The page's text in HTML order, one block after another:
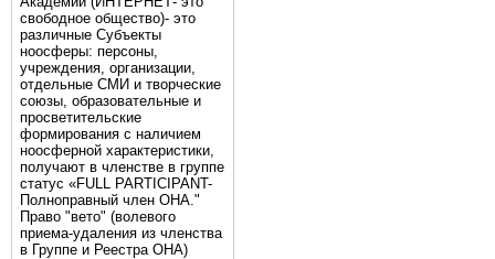
свободное общество)- это
различные Субъекты
ноосферы: персоны,
учреждения, организации,
отдельные СМИ и творческие
союзы, образовательные и
просветительские
формирования с наличием
ноосферной характеристики,
получают в членстве в группе
статус «FULL PARTICIPANT-
Полноправный член ОНА."
Право "вето" (волевого
приема-удаления из членства
в Группе и Реестра ОНА)